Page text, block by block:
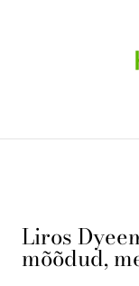
Avaleht
Liros
mõõdud,